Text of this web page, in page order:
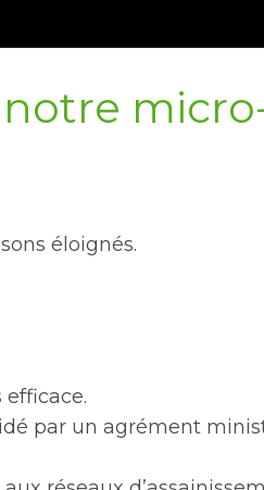
éloignés.
par un agrément